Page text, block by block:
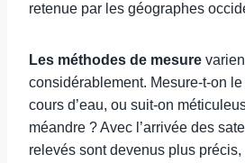
retenue par les géographes
Les méthodes de mesure
considérablement. Mesure-t-on
cours d’eau, ou suit-on
méandre ? Avec l’arrivée des
relevés sont devenus plus